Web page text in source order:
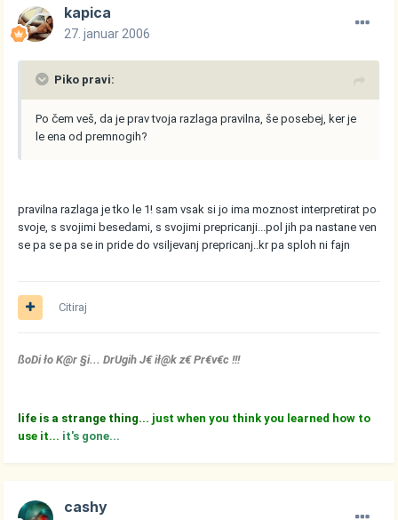
kapica
27. januar 2006
Piko pravi:
Po čem veš, da je prav tvoja razlaga pravilna, še posebej, ker je
le ena od premnogih?
pravilna razlaga je tko le 1! sam vsak si jo ima moznost interpretirat po
svoje, s svojimi besedami, s svojimi prepricanji...pol jih pa nastane ven
se pa se pa se in pride do vsiljevanj prepricanj..kr pa sploh ni fajn
Citiraj
ßoDi ło K@r §i... DrUgih J€ ił@k z€ Pr€v€c !!!
life is a strange thing... just when you think you learned how to
use it... it's gone...
cashy